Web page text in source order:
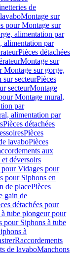
de
Montage sur
pour Montage sur
alimentation par
alimentation par
Pièces détachées
Montage sur
Montage sur gorge,
secteurPièces
secteurMontage
Montage mural,
par
alimentation par
Pièces détachées
Pièces
lavaboPièces
aux
déversoirs
pour Vidages pour
pour Siphons en
de placePièces
gain de
détachées pour
à tube plongeur pour
pour Siphons à tube
à
Raccordements
de lavaboManchons